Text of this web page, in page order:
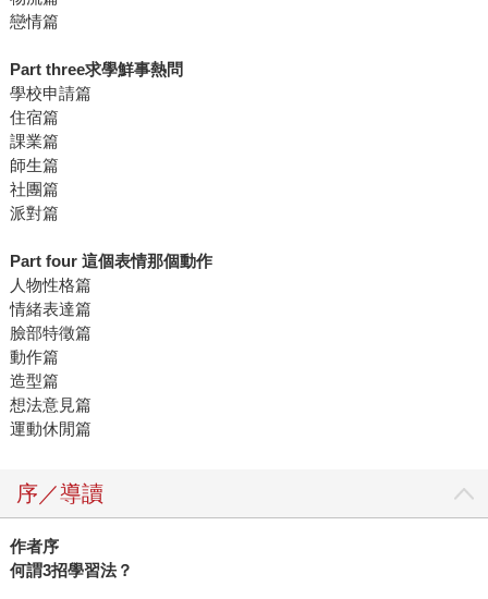
戀情篇
Part three求學鮮事熱問
學校申請篇
住宿篇
課業篇
師生篇
社團篇
派對篇
Part four 這個表情那個動作
人物性格篇
情緒表達篇
臉部特徵篇
動作篇
造型篇
想法意見篇
運動休閒篇
序／導讀
作者序
何謂3招學習法？